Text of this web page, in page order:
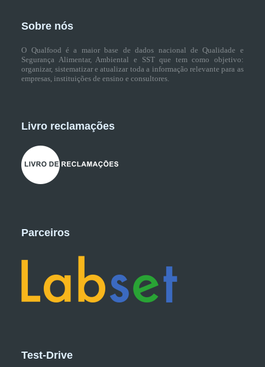
Sobre nós
O Qualfood é a maior base de dados nacional de Qualidade e
Segurança Alimentar, Ambiental e SST que tem como objetivo:
organizar, sistematizar e atualizar toda a informação relevante para as
empresas, instituições de ensino e consultores.
Livro reclamações
Parceiros
Test-Drive